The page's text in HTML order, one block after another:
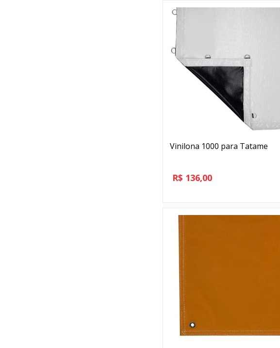
Vinilona 1000 para Tatame
R$ 136,00